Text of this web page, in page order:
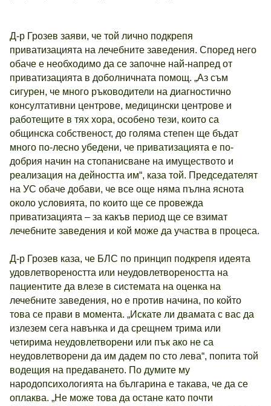
Д-р Грозев заяви, че той лично подкрепя
приватизацията на лечебните заведения. Според него
обаче е необходимо да се започне най-напред от
приватизацията в доболничната помощ. „Аз съм
сигурен, че много ръководители на диагностично
консултативни центрове, медицински центрове и
работещите в тях хора, особено тези, които са
общинска собственост, до голяма степен ще бъдат
много по-лесно убедени, че приватизацията е по-
добрия начин на стопанисване на имуществото и
реализация на дейността им“, каза той. Председателят
на УС обаче добави, че все още няма пълна яснота
около условията, по които ще се провежда
приватизацията – за какъв период ще се взимат
лечебните заведения и кой може да участва в процеса.
Д-р Грозев каза, че БЛС по принцип подкрепя идеята
удовлетвореността или неудовлетвореността на
пациентите да влезе в системата на оценка на
лечебните заведения, но е против начина, по който
това се прави в момента. „Искате ли двамата с вас да
излезем сега навънка и да срещнем трима или
четирима неудовлетворени или пък ако не са
неудовлетворени да им дадем по сто лева“, попита той
водещия на предаването. По думите му
народопсихологията на българина е такава, че да се
оплаква. „Не може това да остане като почти